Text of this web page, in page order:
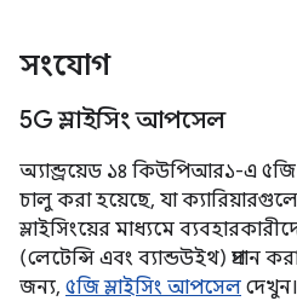
সংযোগ
5G স্লাইসিং আপসেল
অ্যান্ড্রয়েড ১৪ কিউপিআর১-এ
চালু করা হয়েছে, যা
স্লাইসিংয়ের মাধ্যমে
(লেটেন্সি এবং ব্যান্ডউইথ)
জন্য, ৫জি স্লাইসিং আপসেল দেখুন।